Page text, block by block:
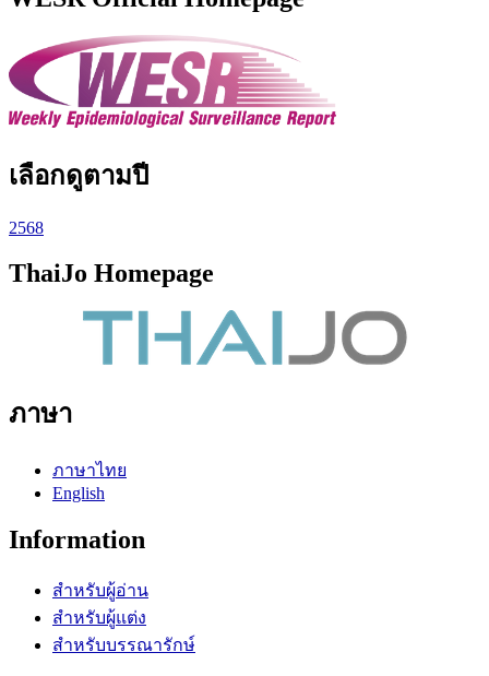
เลือกดูตามปี
2568
ThaiJo Homepage
ภาษา
ภาษาไทย
English
Information
สำหรับผู้อ่าน
สำหรับผู้แต่ง
สำหรับบรรณารักษ์